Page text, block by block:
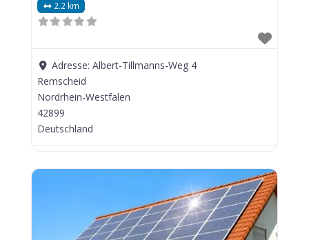
2.2 km
Adresse:Albert-Tillmanns-Weg 4
Remscheid
Nordrhein-Westfalen
42899
Deutschland